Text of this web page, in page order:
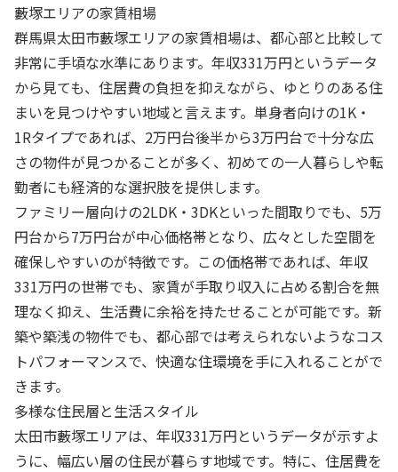
藪塚エリアの家賃相場
群馬県太田市藪塚エリアの家賃相場は、都心部と比較して
非常に手頃な水準にあります。年収331万円というデータ
から見ても、住居費の負担を抑えながら、ゆとりのある住
まいを見つけやすい地域と言えます。単身者向けの1K・
1Rタイプであれば、2万円台後半から3万円台で十分な広
さの物件が見つかることが多く、初めての一人暮らしや転
勤者にも経済的な選択肢を提供します。
ファミリー層向けの2LDK・3DKといった間取りでも、5万
円台から7万円台が中心価格帯となり、広々とした空間を
確保しやすいのが特徴です。この価格帯であれば、年収
331万円の世帯でも、家賃が手取り収入に占める割合を無
理なく抑え、生活費に余裕を持たせることが可能です。新
築や築浅の物件でも、都心部では考えられないようなコス
トパフォーマンスで、快適な住環境を手に入れることがで
きます。
多様な住民層と生活スタイル
太田市藪塚エリアは、年収331万円というデータが示すよ
うに、幅広い層の住民が暮らす地域です。特に、住居費を